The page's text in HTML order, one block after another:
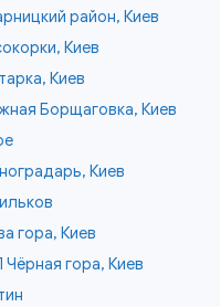
район, Киев
Киев
Киев
Борщаговка, Киев
Киев
гора, Киев
гора, Киев